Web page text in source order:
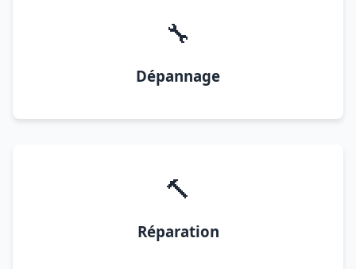
🔧
Dépannage
🔨
Réparation